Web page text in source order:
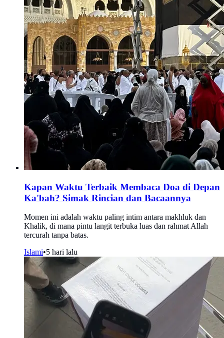
Kapan Waktu Terbaik Membaca Doa di Depan
Ka'bah? Simak Rincian dan Bacaannya
Momen ini adalah waktu paling intim antara makhluk dan
Khalik, di mana pintu langit terbuka luas dan rahmat Allah
tercurah tanpa batas.
Islami•5 hari lalu